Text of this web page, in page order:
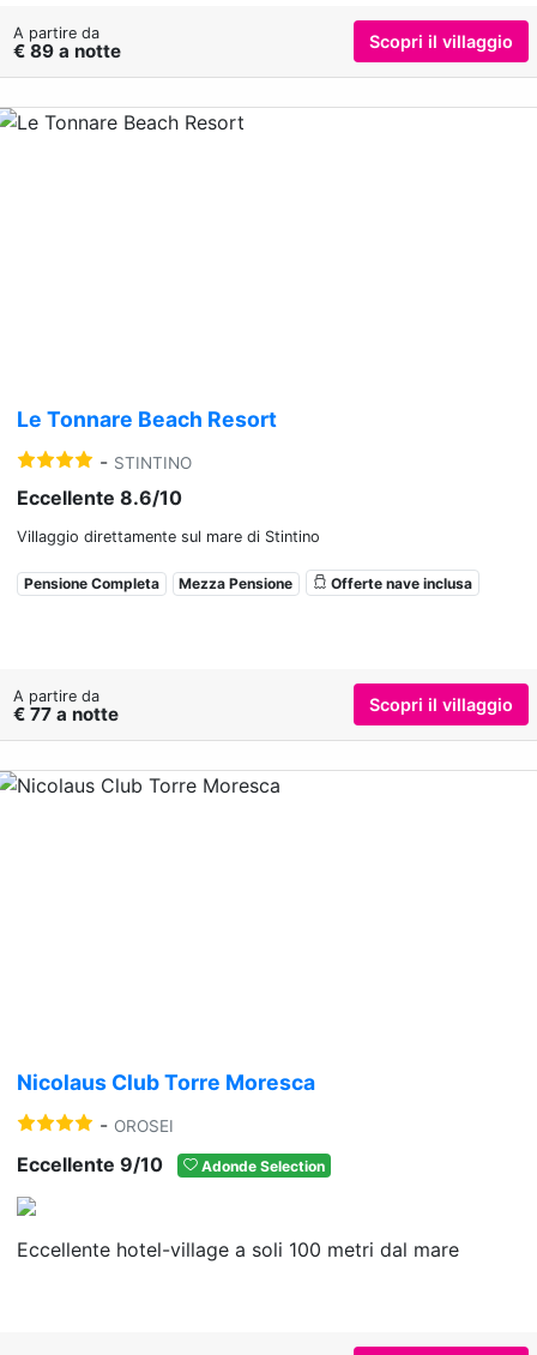
A partire da
€ 89 a notte Scopri il villaggio
Le Tonnare Beach Resort
- STINTINO
Eccellente 8.6/10
Villaggio direttamente sul mare di Stintino
Pensione Completa Mezza Pensione Offerte nave inclusa
A partire da
€ 77 a notte Scopri il villaggio
Nicolaus Club Torre Moresca
- OROSEI
Eccellente 9/10 Adonde Selection
Eccellente hotel-village a soli 100 metri dal mare